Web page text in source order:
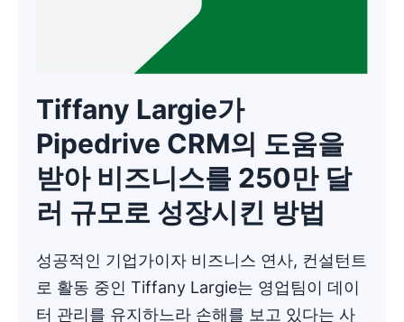
Tiffany Largie가
Pipedrive CRM의 도움을
받아 비즈니스를 250만 달
러 규모로 성장시킨 방법
성공적인 기업가이자 비즈니스 연사, 컨설턴트
로 활동 중인 Tiffany Largie는 영업팀이 데이
터 관리를 유지하느라 손해를 보고 있다는 사